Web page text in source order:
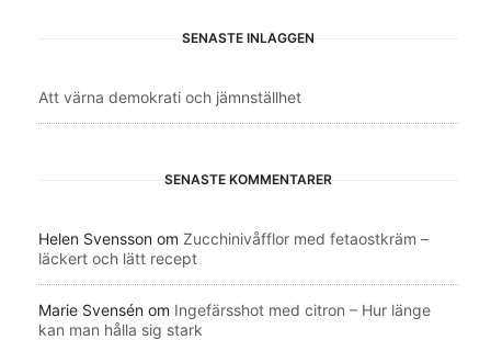
SENASTE INLÄGGEN
Att värna demokrati och jämnställhet
SENASTE KOMMENTARER
Helen Svensson om Zucchinivåfflor med fetaostkräm –
läckert och lätt recept
Marie Svensén om Ingefärsshot med citron – Hur länge
kan man hålla sig stark